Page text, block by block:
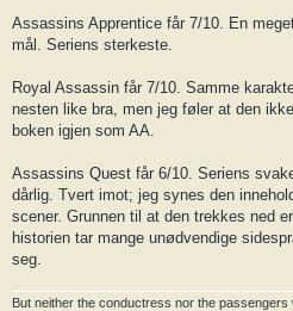
Assassins Apprentice får 7/10. En
mål. Seriens sterkeste.
Royal Assassin får 7/10. Samme
nesten like bra, men jeg føler at den
boken igjen som AA.
Assassins Quest får 6/10. Seriens
dårlig. Tvert imot; jeg synes den
scener. Grunnen til at den trekkes ned
historien tar mange unødvendige
seg.
But neither the conductress nor the